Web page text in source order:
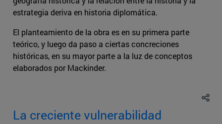
estrategia deriva en historia diplomática.
El planteamiento de la obra es en su primera parte
teórico, y luego da paso a ciertas concreciones
históricas, en su mayor parte a la luz de conceptos
elaborados por Mackinder.
La creciente vulnerabilidad